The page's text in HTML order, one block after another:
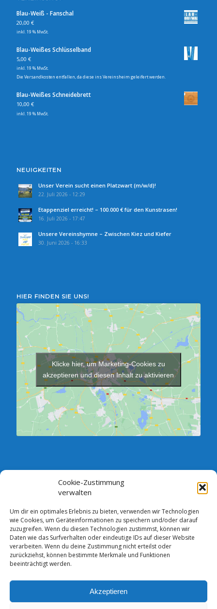
Cookie-Zustimmung
verwalten
Um dir ein optimales Erlebnis zu bieten, verwenden wir Technologien
wie Cookies, um Geräteinformationen zu speichern und/oder darauf
zuzugreifen. Wenn du diesen Technologien zustimmst, können wir
Daten wie das Surfverhalten oder eindeutige IDs auf dieser Website
verarbeiten. Wenn du deine Zustimmung nicht erteilst oder
zurückziehst, können bestimmte Merkmale und Funktionen
beeinträchtigt werden.
Akzeptieren
Blau-Weiß - Fanschal
20,00 €
inkl. 19 % MwSt.
Blau-Weißes Schlüsselband
5,00 €
inkl. 19 % MwSt.
Die Versandkosten entfallen, da diese ins Vereinsheim geleifert werden.
Blau-Weißes Schneidebrett
10,00 €
inkl. 19 % MwSt.
NEUIGKEITEN
Unser Verein sucht einen Platzwart (m/w/d)!
22. Juli 2026 - 12:29
Etappenziel erreicht! – 100.000 € für den Kunstrasen!
16. Juli 2026 - 17:47
Unsere Vereinshymne – Zwischen Kiez und Kiefer
30. Juni 2026 - 16:33
HIER FINDEN SIE UNS!
Klicke hier, um Marketing-Cookies zu
akzeptieren und diesen Inhalt zu aktivieren
SPRECHSTUNDE DES VORSTANDES:
Jeden Dienstag zwischen 18.00 und 19.00 Uhr im Verein,
Andere Termine sind nach telefonischer Absprache möglich.
Bankverbindung: Comerzbank AG DE13 1208 0000 4387 2105 00